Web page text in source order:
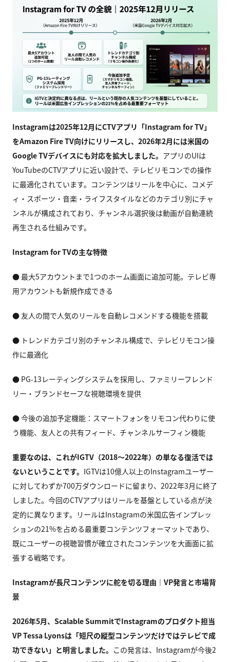
Instagramは2025年12月にCTVアプリ「Instagram for TV」
をAmazon Fire TV向けにリリースし、2026年2月には米国の
Google TVデバイスにも対応を拡大しました。 アプリのUIは
YouTubeのCTVアプリに近い設計で、テレビリモコンでの操作
に最適化されています。コンテンツはリールを中心に、コメデ
ィ・スポーツ・音楽・ライフスタイルなどのカテゴリ別にチャ
ンネルが構成されており、チャンネル選択後は動画が自動連続
再生される仕組みです。
Instagram for TVの主な特徴
● 最大5アカウントまで1つのホーム画面に追加可能。テレビ専
用アカウントも新規作成できる
● 友人の間で人気のリールを自動レコメンドする機能を搭載
● トレンドカテゴリ別のチャンネル構成で、テレビリモコン操
作に最適化
● PG-13レーティングシステムを採用し、ファミリーフレンド
リー・ブランドセーフな視聴環境を提供
● 今後の追加予定機能：スマートフォンをリモコン代わりに使
う機能、友人との共有フィード、チャンネルサーフィン機能
重要なのは、これがIGTV（2018〜2022年）の単なる復活では
ないということです。 IGTVは10億人以上のInstagramユーザー
に対してわずか700万ダウンロードに留まり、2022年3月に終了
しました。今回のCTVアプリはリールを基盤としている点が決
定的に異なります。リールはInstagramの米国広告インプレッ
ションの21%を占める最重要コンテンツフォーマットであり、
既にユーザーの視聴習慣が確立されたコンテンツを大画面に拡
張する戦略です。
Instagramが長尺コンテンツに舵を切る理由｜VP発言と市場背
景
2026年5月、Scalable SummitでInstagramのプロダクト担当
VP Tessa Lyonsは「短尺の縦型コンテンツだけではテレビで成
功できない」と明言しました。 この発言は、Instagramが今後2